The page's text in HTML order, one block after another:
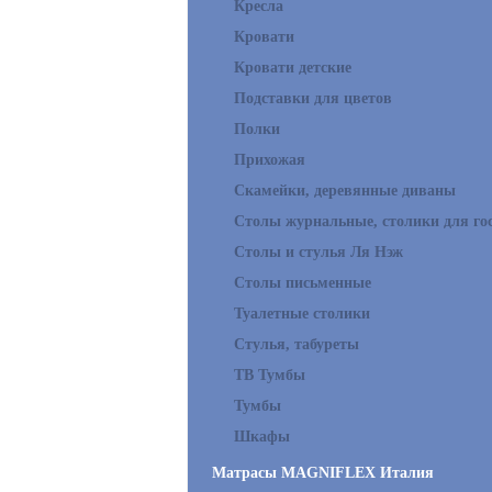
Кресла
Кровати
Кровати детские
Подставки для цветов
Полки
Прихожая
Скамейки, деревянные диваны
Столы журнальные, столики для
Столы и стулья Ля Нэж
Столы письменные
Туалетные столики
Стулья, табуреты
ТВ Тумбы
Тумбы
Шкафы
Матрасы MAGNIFLEX Италия